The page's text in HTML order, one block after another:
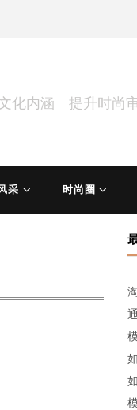
化内涵 提升时尚
采 时尚圈